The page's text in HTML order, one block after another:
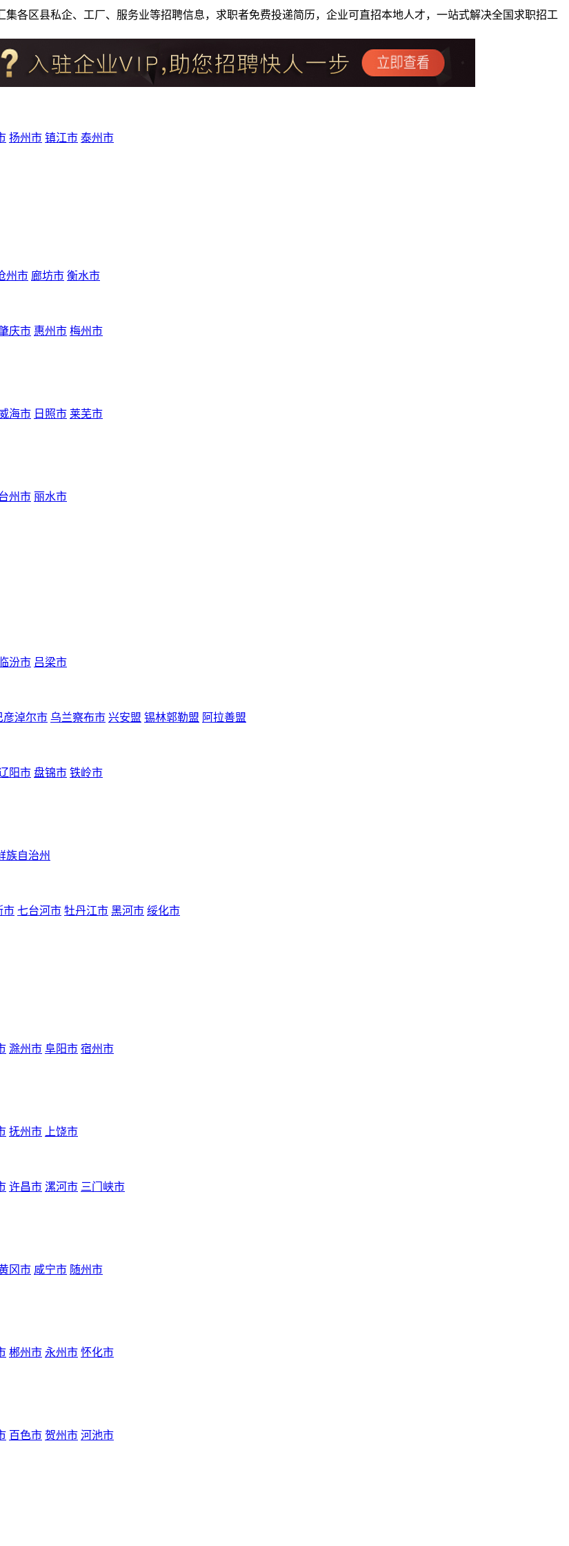
各区县私企、工厂、服务业等招聘信息，求职者免费投递简历，企业可直招本地人才，一站式解决全国求职招工
扬州市 镇江市 泰州市
州市 廊坊市 衡水市
庆市 惠州市 梅州市
海市 日照市 莱芜市
州市 丽水市
临汾市 吕梁市
彦淖尔市 乌兰察布市 兴安盟 锡林郭勒盟 阿拉善盟
阳市 盘锦市 铁岭市
族自治州
市 七台河市 牡丹江市 黑河市 绥化市
滁州市 阜阳市 宿州市
抚州市 上饶市
许昌市 漯河市 三门峡市
冈市 咸宁市 随州市
郴州市 永州市 怀化市
百色市 贺州市 河池市